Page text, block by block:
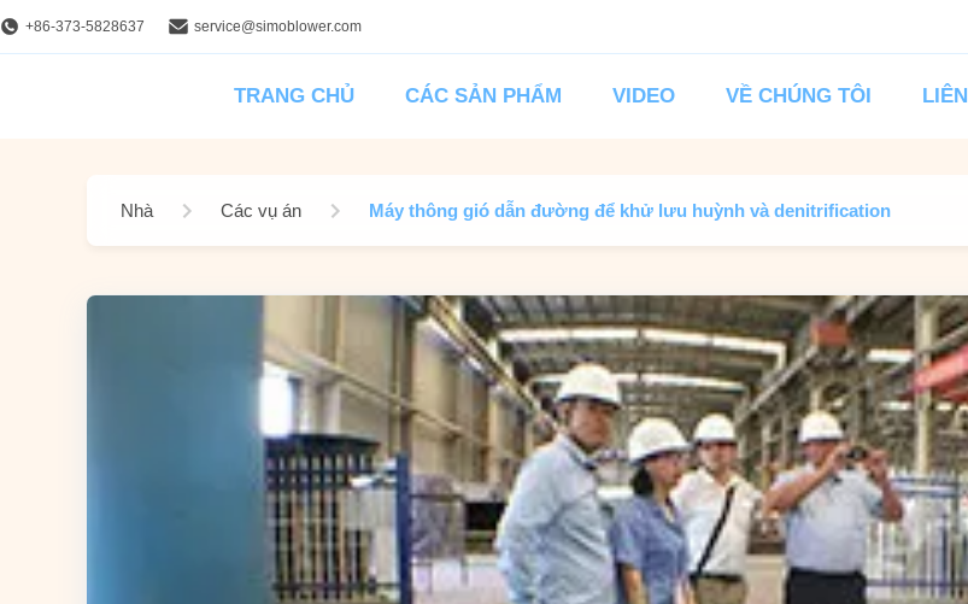
+86-373-5828637 service@simoblower.com
TRANG CHỦ CÁC SẢN PHẨM VIDEO VỀ CHÚNG TÔI
Nhà Các vụ án Máy thông gió dẫn đường để khử lưu huỳnh và denitrification